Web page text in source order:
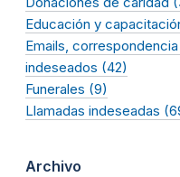
Educación y
Emails,
indeseados (42)
Funerales (9)
Llamadas indeseadas
Archivo